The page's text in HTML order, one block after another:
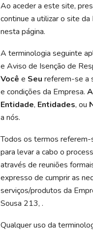
Ao aceder a este site,
continue a utilizar o site
nesta página.
A terminologia seguinte
e Aviso de Isenção de
Você e Seu referem-se a
e condições da Empresa.
Entidade, Entidades, ou
a nós.
Todos os termos referem-
para levar a cabo o
através de reuniões
expresso de cumprir as
serviços/produtos da
Sousa 213, .
Qualquer uso da